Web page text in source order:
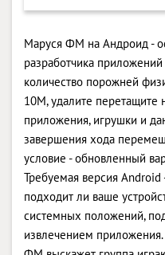
Маруся ФМ на Андроид -
разработчика
количество порожней
10M, удалите
приложения, игрушки и
завершения хода
условие - обновленный
Требуемая версия
подходит ли ваше
системных положений,
извлечением